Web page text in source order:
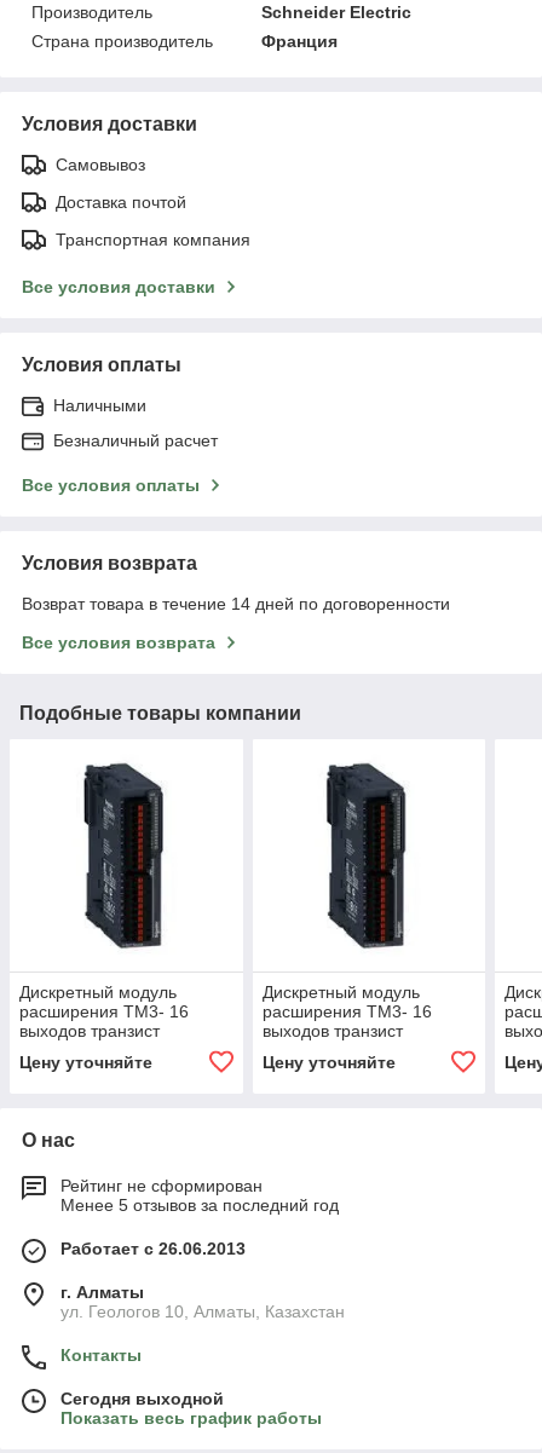
Производитель
Schneider Electric
Страна производитель
Франция
Условия доставки
Самовывоз
Доставка почтой
Транспортная компания
Все условия доставки
Условия оплаты
Наличными
Безналичный расчет
Все условия оплаты
Условия возврата
Возврат товара в течение 14 дней по договоренности
Все условия возврата
Подобные товары компании
Дискретный модуль
расширения ТМ3- 16
выходов транзист
клеммы
Цену уточняйте
Дискретный модуль
расширения ТМ3- 16
выходов транзист
клеммы
Цену уточняйте
О нас
Рейтинг не сформирован
Менее 5 отзывов за последний год
Работает с 26.06.2013
г. Алматы
ул. Геологов 10, Алматы, Казахстан
Контакты
Сегодня выходной
Показать весь график работы